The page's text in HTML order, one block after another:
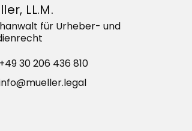
LL.M.
für Urheber- und
+49 30 206 436 810